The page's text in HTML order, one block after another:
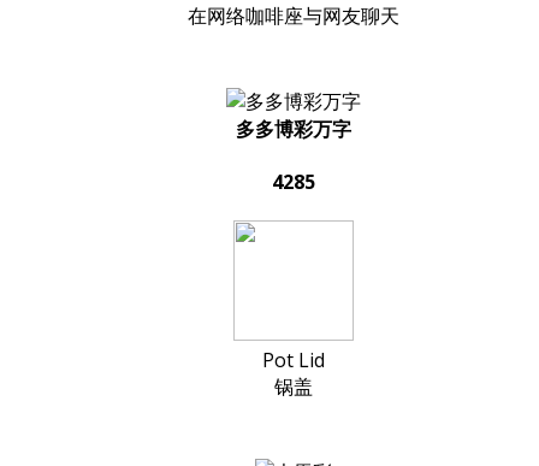
在网络咖啡座与网友聊天
多多博彩万字
4285
Pot Lid
锅盖